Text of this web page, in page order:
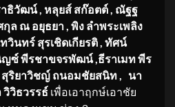
ธิวัฒน์ , หลุยส์ สก๊อตต์ , ณัฐฐ
ล ณ อยุธยา , พิง ลำพระเพลิง
วินทร์ สุรเชิดเกียรติ , ทัศน์
ญซ์ พีรชาขจรพัฒน์ ,ธีราเมท พีร
สุริยาวิชญ์ ถนอมชัยสนิท , นา
วิธวรรธ์ เพื่อเอาฤกษ์เอาชัย